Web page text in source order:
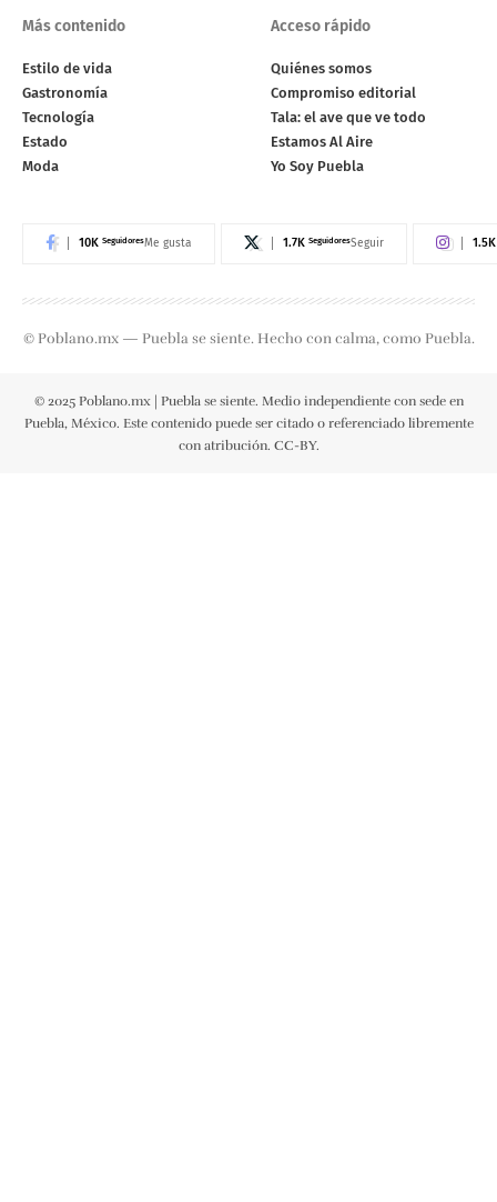
Más contenido
Estilo de vida
Gastronomía
Tecnología
Estado
Moda
Acceso rápido
Quiénes somos
Compromiso editorial
Tala: el ave que ve todo
Estamos Al Aire
Yo Soy Puebla
10K SeguidoresMe gusta 1.7K SeguidoresSeguir 1.5K
© Poblano.mx — Puebla se siente. Hecho con calma, como Puebla.
© 2025 Poblano.mx | Puebla se siente. Medio independiente con sede en
Puebla, México. Este contenido puede ser citado o referenciado libremente
con atribución. CC-BY.